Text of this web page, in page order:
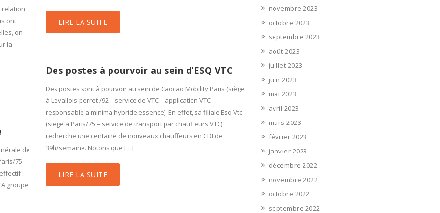
LIRE LA SUITE
relation
ont
on
la
Des postes à pourvoir au sein d’ESQ VTC
Des postes sont à pourvoir au sein de Caocao Mobility Paris (siège
à Levallois-perret /92 – service de VTC – application VTC
responsable a minima hybride essence). En effet, sa filiale Esq Vtc
(siège à Paris/75 – service de transport par chauffeurs VTC)
recherche une centaine de nouveaux chauffeurs en CDI de
39h/semaine. Notons que […]
LIRE LA SUITE
de
75 –
:
groupe
novembre 2023
octobre 2023
septembre 2023
août 2023
juillet 2023
juin 2023
mai 2023
avril 2023
mars 2023
février 2023
janvier 2023
décembre 2022
novembre 2022
octobre 2022
septembre 2022